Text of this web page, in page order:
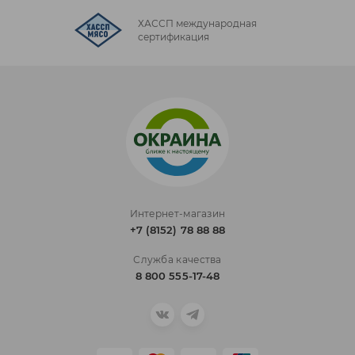
ХАССП международная
сертификация
Интернет-магазин
+7 (8152) 78 88 88
Служба качества
8 800 555-17-48